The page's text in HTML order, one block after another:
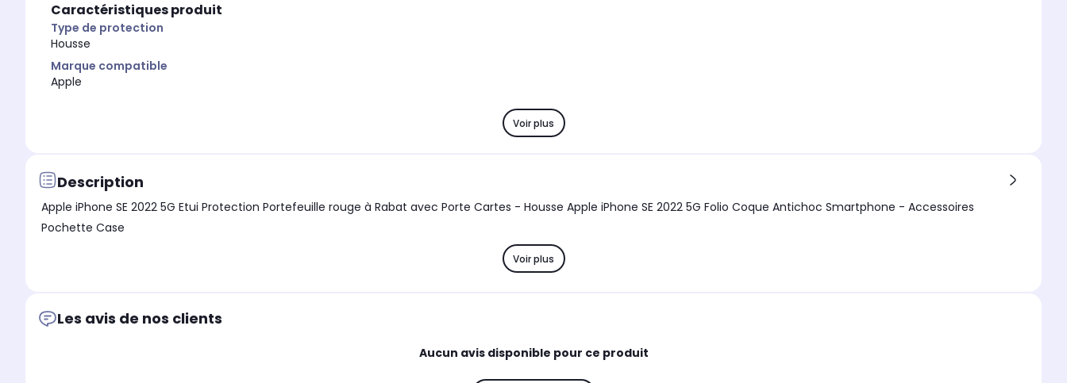
Caractéristiques produit
Type de protection
Housse
Marque compatible
Apple
Voir plus
Description
Apple iPhone SE 2022 5G Etui Protection Portefeuille rouge à Rabat avec Porte Cartes - Housse Apple iPhone SE 2022 5G Folio Coque Antichoc Smartphone - Accessoires
Pochette Case
Voir plus
Les avis de nos clients
Aucun avis disponible pour ce produit